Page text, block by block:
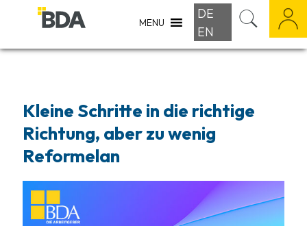
MENU
DE
EN
Kleine Schritte in die richtige
Richtung, aber zu wenig
Reformelan